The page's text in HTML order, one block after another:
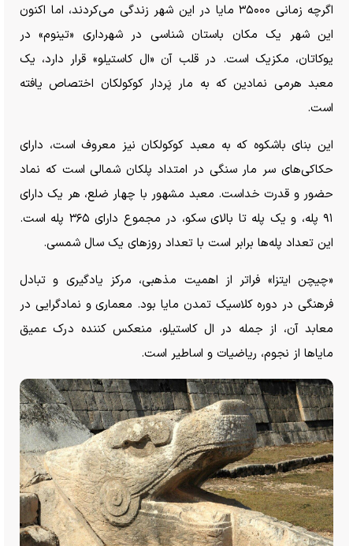
اگرچه زمانی ۳۵۰۰۰ مایا در این شهر زندگی می‌کردند، اما اکنون
این شهر یک مکان باستان شناسی در شهرداری «تینوم» در
یوکاتان، مکزیک است. در قلب آن «ال کاستیلو» قرار دارد، یک
معبد هرمی نمادین که به مار پَردار کوکولکان اختصاص یافته
است.
این بنای باشکوه که به معبد کوکولکان نیز معروف است، دارای
حکاکی‌های سر مار سنگی در امتداد پلکان شمالی است که نماد
حضور و قدرت خداست. معبد مشهور با چهار ضلع، هر یک دارای
۹۱ پله، و یک پله تا بالای سکو، در مجموع دارای ۳۶۵ پله است.
این تعداد پله‌ها برابر است با تعداد روز‌های یک سال شمسی.
«چیچن ایتزا» فراتر از اهمیت مذهبی، مرکز یادگیری و تبادل
فرهنگی در دوره کلاسیک تمدن مایا بود. معماری و نمادگرایی در
معابد آن، از جمله در ال کاستیلو، منعکس کننده درک عمیق
مایا‌ها از نجوم، ریاضیات و اساطیر است.